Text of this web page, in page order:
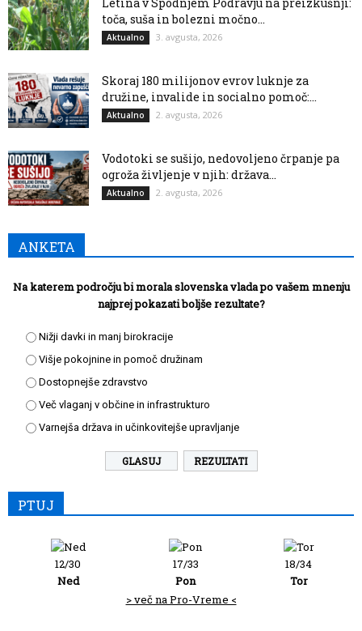
toča, suša in bolezni močno...
Aktualno 3. avgusta, 2026
Skoraj 180 milijonov evrov luknje za
družine, invalide in socialno pomoč:...
Aktualno 2. avgusta, 2026
Vodotoki se sušijo, nedovoljeno črpanje pa
ogroža življenje v njih: država...
Aktualno 2. avgusta, 2026
ANKETA
Na katerem področju bi morala slovenska vlada po vašem mnenju
najprej pokazati boljše rezultate?
Nižji davki in manj birokracije
Višje pokojnine in pomoč družinam
Dostopnejše zdravstvo
Več vlaganj v občine in infrastrukturo
Varnejša država in učinkovitejše upravljanje
REZULTATI
PTUJ
12/30
Ned
17/33
Pon
18/34
Tor
> več na Pro-Vreme <